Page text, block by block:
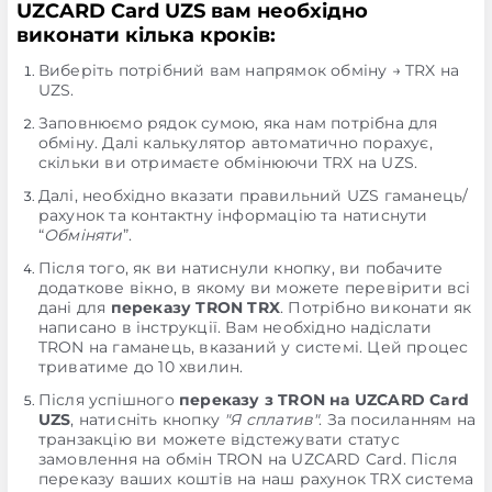
UZCARD Card UZS вам необхідно
виконати кілька кроків:
Виберіть потрібний вам напрямок обміну → TRX на
UZS.
Заповнюємо рядок сумою, яка нам потрібна для
обміну. Далі калькулятор автоматично порахує,
скільки ви отримаєте обмінюючи TRX на UZS.
Далі, необхідно вказати правильний UZS гаманець/
рахунок та контактну інформацію та натиснути
“Обміняти”.
Після того, як ви натиснули кнопку, ви побачите
додаткове вікно, в якому ви можете перевірити всі
дані для переказу TRON TRX. Потрібно виконати як
написано в інструкції. Вам необхідно надіслати
TRON на гаманець, вказаний у системі. Цей процес
триватиме до 10 хвилин.
Після успішного переказу з TRON на UZCARD Card
UZS, натисніть кнопку "Я сплатив". За посиланням на
транзакцію ви можете відстежувати статус
замовлення на обмін TRON на UZCARD Card. Після
переказу ваших коштів на наш рахунок TRX система